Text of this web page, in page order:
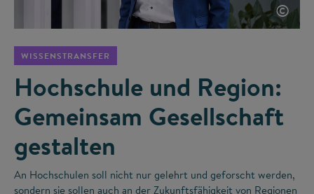
©
WISSENSTRANSFER
Hochschule und Region:
Gemeinsam Gesellschaft
gestalten
An Hochschulen soll nicht nur gelehrt und geforscht werden,
sondern sie sollen auch an der Zukunftsfähigkeit von Regionen